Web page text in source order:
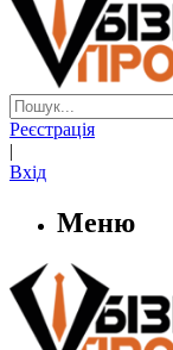
Реєстрація
|
Вхід
Меню